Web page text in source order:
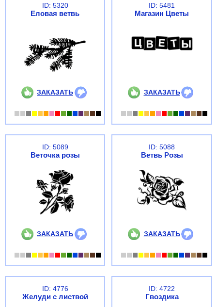
ID: 5320
Еловая ветвь
ЗАКАЗАТЬ
ID: 5481
Магазин Цветы
ЗАКАЗАТЬ
ID: 5089
Веточка розы
ЗАКАЗАТЬ
ID: 5088
Ветвь Розы
ЗАКАЗАТЬ
ID: 4776
Желуди с листвой
ID: 4722
Гвоздика